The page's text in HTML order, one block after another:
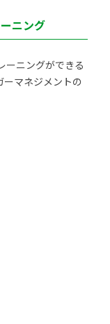
ニング
ーニングができる
ーマネジメントの